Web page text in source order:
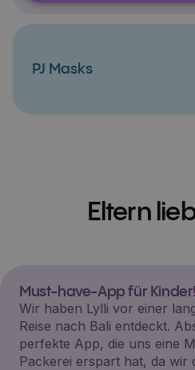
PJ Masks
Eltern
Must-have-App für Kinder!
Wir haben Lylli vor einer
Reise nach Bali entdeckt.
perfekte App, die uns eine
Packerei erspart hat, da wir